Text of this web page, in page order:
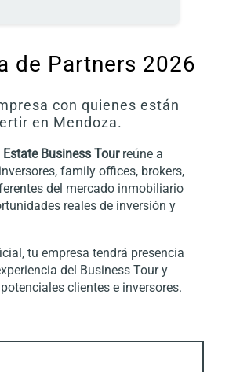
de Partners 2026
con quienes están
en Mendoza.
Estate Business Tourreúne a
family offices, brokers,
del mercado inmobiliario
reales de inversión y
tu empresa tendrá presencia
del Business Tour y
clientes e inversores.